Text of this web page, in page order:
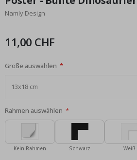
der
Bildgalerie
Namly Design
11,00 CHF
Größe auswählen
Rahmen auswählen
Kein Rahmen Schwarz Weiß